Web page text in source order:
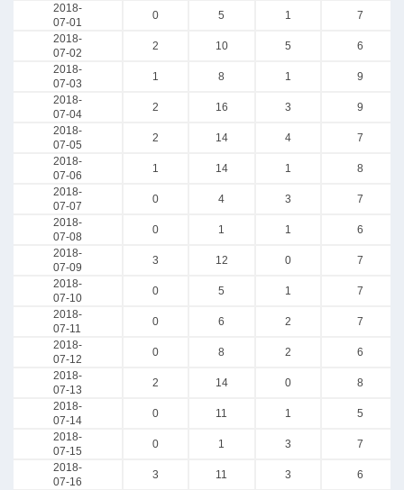
2018-
07-01
0 5 1
7
2018-
07-02
2 10 5
6
2018-
07-03
1 8 1
9
2018-
07-04
2 16 3
9
2018-
07-05
2 14 4
7
2018-
07-06
1 14 1
8
2018-
07-07
0 4 3
7
2018-
07-08
0 1 1
6
2018-
07-09
3 12 0
7
2018-
07-10
0 5 1
7
2018-
07-11
0 6 2
7
2018-
07-12
0 8 2
6
2018-
07-13
2 14 0
8
2018-
07-14
0 11 1
5
2018-
07-15
0 1 3
7
2018-
07-16
3 11 3
6